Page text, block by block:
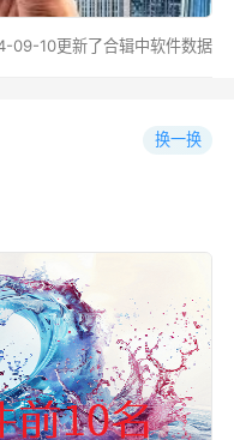
09-10更新了合辑中软件数据
换一换